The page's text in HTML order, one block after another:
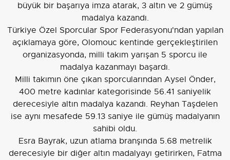
büyük bir başarıya imza atarak, 3 altın ve 2 gümüş
madalya kazandı.
Türkiye Özel Sporcular Spor Federasyonu'ndan yapılan
açıklamaya göre, Olomouc kentinde gerçekleştirilen
organizasyonda, milli takım yarışan 5 sporcu ile
madalya kazanmayı başardı.
Milli takımın öne çıkan sporcularından Aysel Önder,
400 metre kadınlar kategorisinde 56.41 saniyelik
derecesiyle altın madalya kazandı. Reyhan Taşdelen
ise aynı mesafede 59.13 saniye ile gümüş madalyanın
sahibi oldu.
Esra Bayrak, uzun atlama branşında 5.68 metrelik
derecesiyle bir diğer altın madalyayı getirirken, Fatma